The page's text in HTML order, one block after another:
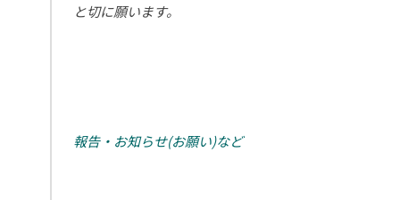
と切に願います。
報告・お知らせ(お願い)など